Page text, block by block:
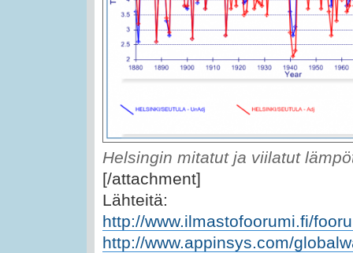
Helsingin mitatut ja viilatut
[/attachment]
Lähteitä:
http://www.ilmastofoorumi.fi/
http://www.appinsys.com/